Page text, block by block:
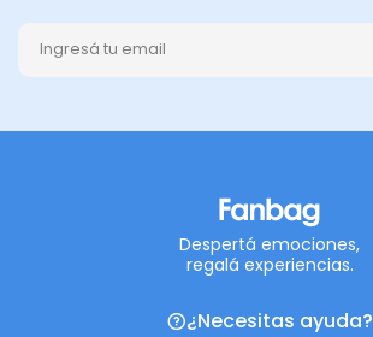
Despertá emociones,
regalá experiencias.
¿Necesitas ayuda?